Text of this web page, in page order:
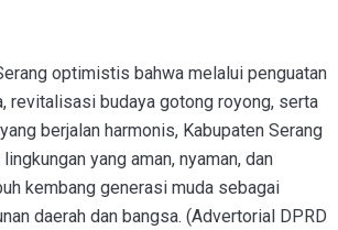
optimistis bahwa melalui penguatan
revitalisasi budaya gotong royong, serta
berjalan harmonis, Kabupaten Serang
yang aman, nyaman, dan
kembang generasi muda sebagai
daerah dan bangsa. (Advertorial DPRD